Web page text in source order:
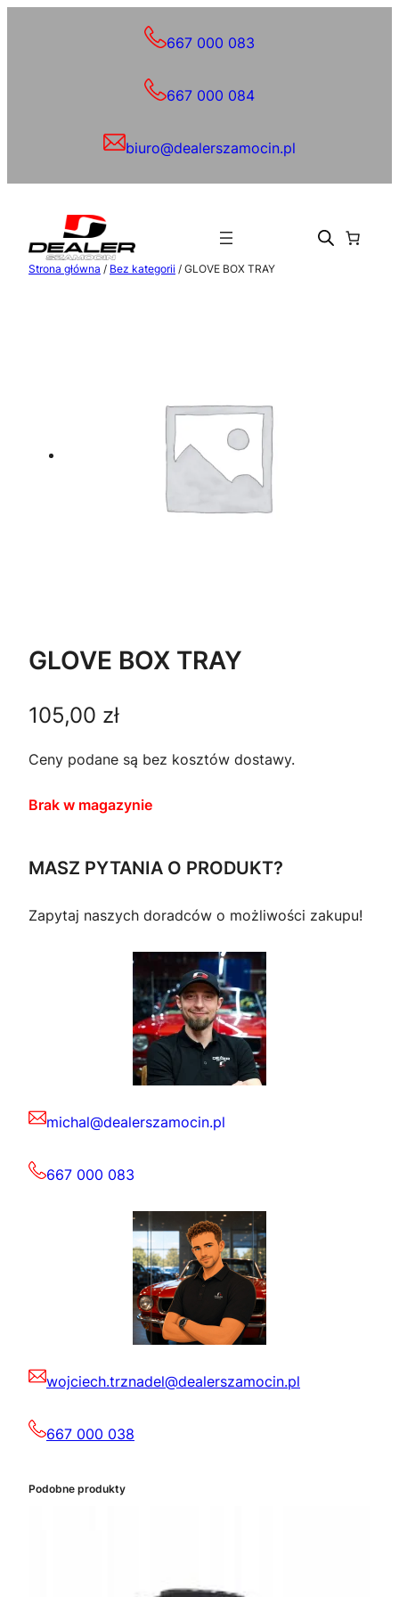
667 000 083
667 000 084
biuro@dealerszamocin.pl
Strona główna / Bez kategorii / GLOVE BOX TRAY
GLOVE BOX TRAY
105,00 zł
Ceny podane są bez kosztów dostawy.
Brak w magazynie
MASZ PYTANIA O PRODUKT?
Zapytaj naszych doradców o możliwości zakupu!
michal@dealerszamocin.pl
667 000 083
wojciech.trznadel@dealerszamocin.pl
667 000 038
Podobne produkty